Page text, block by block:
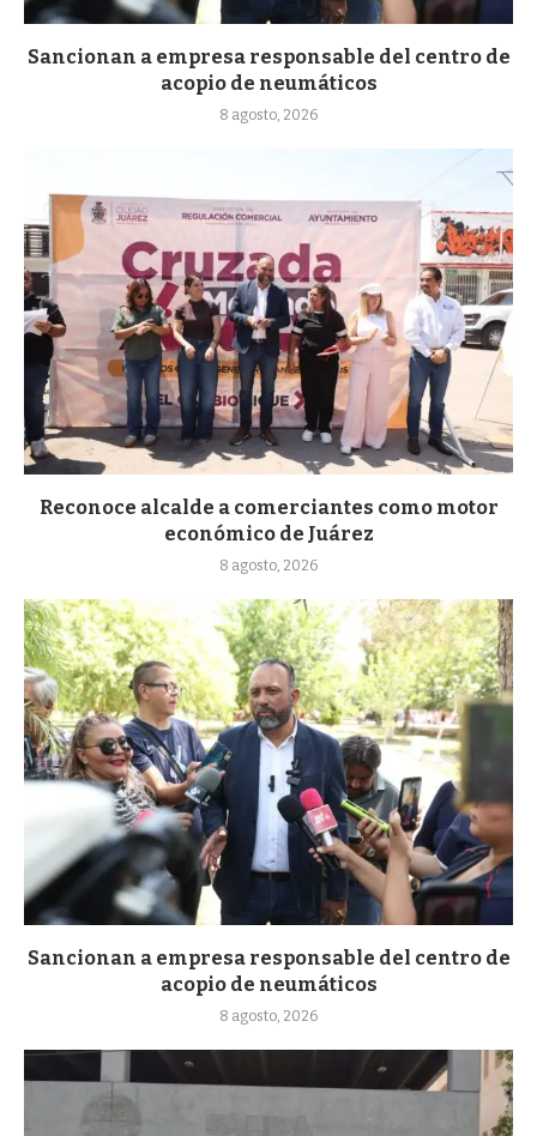
Sancionan a empresa responsable del centro de
acopio de neumáticos
8 agosto, 2026
Reconoce alcalde a comerciantes como motor
económico de Juárez
8 agosto, 2026
Sancionan a empresa responsable del centro de
acopio de neumáticos
8 agosto, 2026